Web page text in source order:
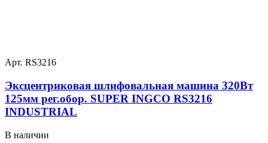
Арт. RS3216
Эксцентриковая шлифовальная машина 320Вт
125мм рег.обор. SUPER INGCO RS3216
INDUSTRIAL
В наличии